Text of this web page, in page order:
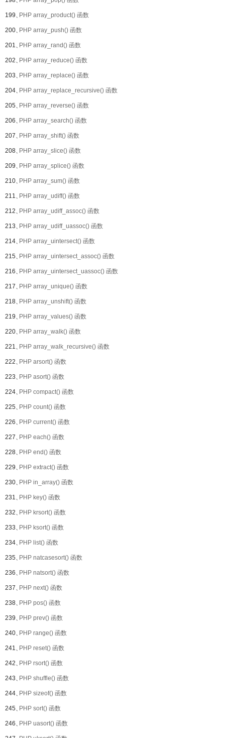
199、PHP array_product() 函数
200、PHP array_push() 函数
201、PHP array_rand() 函数
202、PHP array_reduce() 函数
203、PHP array_replace() 函数
204、PHP array_replace_recursive() 函数
205、PHP array_reverse() 函数
206、PHP array_search() 函数
207、PHP array_shift() 函数
208、PHP array_slice() 函数
209、PHP array_splice() 函数
210、PHP array_sum() 函数
211、PHP array_udiff() 函数
212、PHP array_udiff_assoc() 函数
213、PHP array_udiff_uassoc() 函数
214、PHP array_uintersect() 函数
215、PHP array_uintersect_assoc() 函数
216、PHP array_uintersect_uassoc() 函数
217、PHP array_unique() 函数
218、PHP array_unshift() 函数
219、PHP array_values() 函数
220、PHP array_walk() 函数
221、PHP array_walk_recursive() 函数
222、PHP arsort() 函数
223、PHP asort() 函数
224、PHP compact() 函数
225、PHP count() 函数
226、PHP current() 函数
227、PHP each() 函数
228、PHP end() 函数
229、PHP extract() 函数
230、PHP in_array() 函数
231、PHP key() 函数
232、PHP krsort() 函数
233、PHP ksort() 函数
234、PHP list() 函数
235、PHP natcasesort() 函数
236、PHP natsort() 函数
237、PHP next() 函数
238、PHP pos() 函数
239、PHP prev() 函数
240、PHP range() 函数
241、PHP reset() 函数
242、PHP rsort() 函数
243、PHP shuffle() 函数
244、PHP sizeof() 函数
245、PHP sort() 函数
246、PHP uasort() 函数